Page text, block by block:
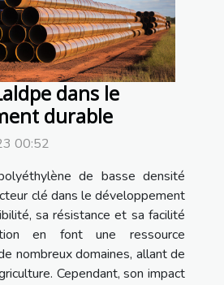
dans le
durable
00:52
de basse densité
clé dans le développement
sa résistance et sa facilité
en font une ressource
nombreux domaines, allant de
Cependant, son impact